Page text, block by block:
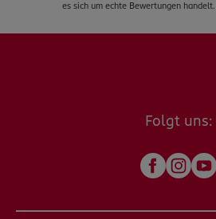
es sich um echte Bewertungen handelt.
Folgt uns: